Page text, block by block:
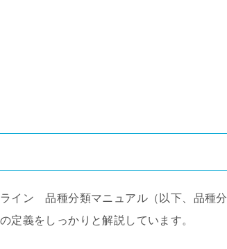
イン 品種分類マニュアル（以下、品種分
定義をしっかりと解説しています。